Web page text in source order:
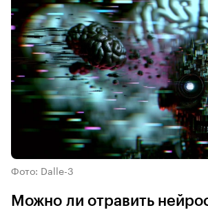
Фото: Dalle-3
Можно ли отравить